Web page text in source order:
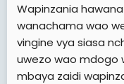
Wapinzania
wanachama wao
vingine vya siasa
uwezo wao mdogo
mbaya zaidi